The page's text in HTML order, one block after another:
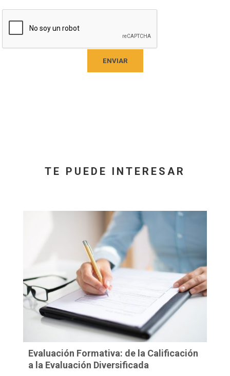
TE PUEDE INTERESAR
Evaluación Formativa: de la Calificación
a la Evaluación Diversificada